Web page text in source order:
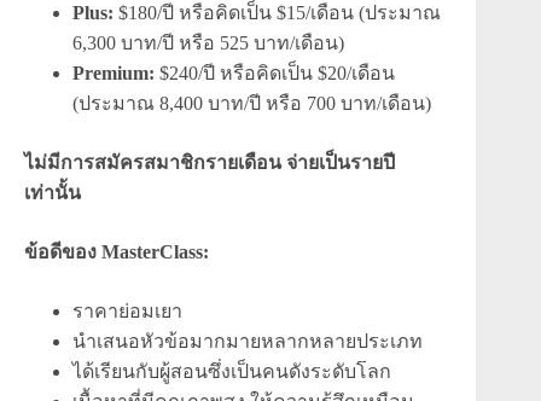
Plus: $180/ปี หรือคิดเป็น $15/เดือน (ประมาณ
6,300 บาท/ปี หรือ 525 บาท/เดือน)
Premium: $240/ปี หรือคิดเป็น $20/เดือน
(ประมาณ 8,400 บาท/ปี หรือ 700 บาท/เดือน)
ไม่มีการสมัครสมาชิกรายเดือน จ่ายเป็นรายปี
เท่านั้น
ข้อดีของ MasterClass:
ราคาย่อมเยา
นำเสนอหัวข้อมากมายหลากหลายประเภท
ได้เรียนกับผู้สอนซึ่งเป็นคนดังระดับโลก